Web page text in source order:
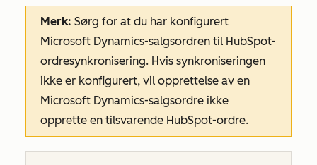
Merk: Sørg for at du har konfigurert
Microsoft Dynamics-salgsordren til HubSpot-
ordresynkronisering. Hvis synkroniseringen
ikke er konfigurert, vil opprettelse av en
Microsoft Dynamics-salgsordre ikke
opprette en tilsvarende HubSpot-ordre.